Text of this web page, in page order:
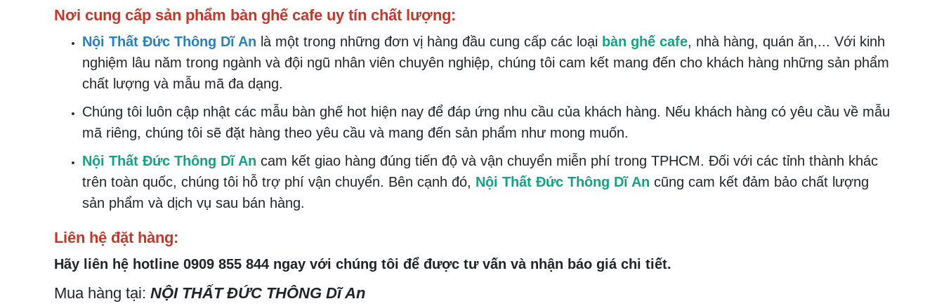
Nơi cung cấp sản phẩm bàn ghế cafe uy tín chất lượng:
Nội Thất Đức Thông Dĩ An là một trong những đơn vị hàng đầu cung cấp các loại bàn ghế cafe, nhà hàng, quán ăn,... Với kinh
nghiệm lâu năm trong ngành và đội ngũ nhân viên chuyên nghiệp, chúng tôi cam kết mang đến cho khách hàng những sản phẩm
chất lượng và mẫu mã đa dạng.
Chúng tôi luôn cập nhật các mẫu bàn ghế hot hiện nay để đáp ứng nhu cầu của khách hàng. Nếu khách hàng có yêu cầu về mẫu
mã riêng, chúng tôi sẽ đặt hàng theo yêu cầu và mang đến sản phẩm như mong muốn.
Nội Thất Đức Thông Dĩ An cam kết giao hàng đúng tiến độ và vận chuyển miễn phí trong TPHCM. Đối với các tỉnh thành khác
trên toàn quốc, chúng tôi hỗ trợ phí vận chuyển. Bên cạnh đó, Nội Thất Đức Thông Dĩ An cũng cam kết đảm bảo chất lượng
sản phẩm và dịch vụ sau bán hàng.
Liên hệ đặt hàng:
Hãy liên hệ hotline 0909 855 844 ngay với chúng tôi để được tư vấn và nhận báo giá chi tiết.
Mua hàng tại: NỘI THẤT ĐỨC THÔNG Dĩ An